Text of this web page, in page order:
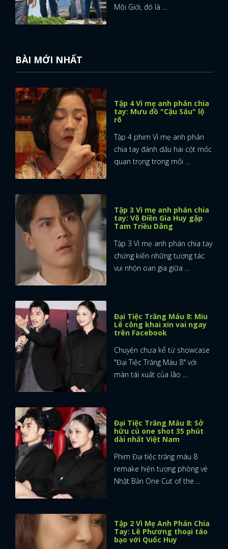
Môi Giới, đó là ...
BÀI MỚI NHẤT
Tập 4 Vì mẹ anh phán chia
tay: Mưu đồ "Cậu Sáu" lộ
rõ
Tập 4 phim Vì mẹ anh phán
chia tay đánh dấu hai cột mốc
quan trọng trong mối ...
Tập 3 Vì mẹ anh phán chia
tay: Võ Điền Gia Huy gặp
Tam Triều Dâng
Tập 3 Vì mẹ anh phán chia tay
chứng kiến những tương tác
vui nhộn oan gia giữa ...
Đại Tiệc Trăng Máu 8: Miu
Lê công khai xin vai ngay
trên Facebook
Chuyện chưa kể từ showcase
"Đại Tiệc Trăng Máu 8" với
màn tái xuất của lão ...
Đại Tiệc Trăng Máu 8: Sở
hữu cú one shot 35 phút
dài nhất Việt Nam
Phim Đại tiệc trăng máu 8
remake hiện tượng phòng vé
Nhật Bản One Cut of the ...
Tập 2 Vì Mẹ Anh Phán Chia
Tay: Lê Phương thoại táo
bạo với Quốc Huy